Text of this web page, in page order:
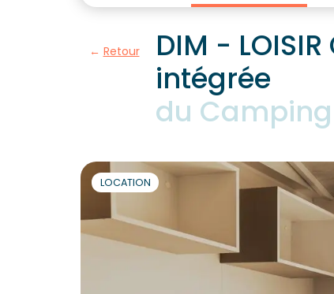
Retour
DIM -
intégrée
du
LOCATION